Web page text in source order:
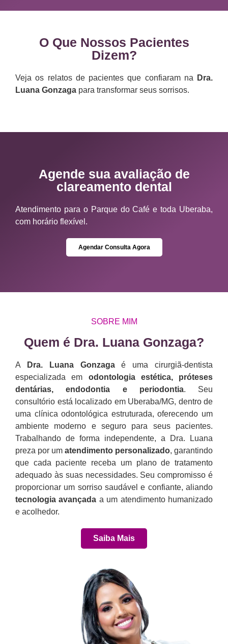
O Que Nossos Pacientes
Dizem?
Veja os relatos de pacientes que confiaram na
Dra.
Luana Gonzaga para transformar seus sorrisos.
Agende sua avaliação de
clareamento dental
Atendimento para o Parque do Café e toda Uberaba,
com horário flexível.
Agendar Consulta Agora
SOBRE MIM
Quem é Dra. Luana Gonzaga?​
A Dra. Luana Gonzagaé uma cirurgiã-dentista
especializada em odontologia estética, próteses
dentárias, endodontia e periodontia. Seu
consultório está localizado em Uberaba/MG, dentro de
uma clínica odontológica estruturada, oferecendo um
ambiente moderno e seguro para seus pacientes.
Trabalhando de forma independente, a Dra. Luana
preza por um atendimento personalizado, garantindo
que cada paciente receba um plano de tratamento
adequado às suas necessidades. Seu compromisso é
proporcionar um sorriso saudável e confiante, aliando
tecnologia avançada a um atendimento humanizado
e acolhedor.
Saiba Mais